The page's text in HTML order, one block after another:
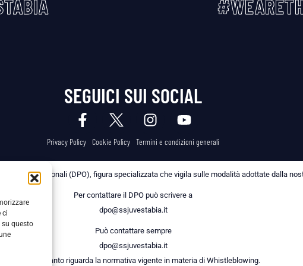
ci
questo
SEGUICI SUI SOCIAL
Privacy Policy Cookie Policy Termini e condizioni generali
dei Dati Personali (DPO), figura specializzata che vigila sulle modalità adottate dalla
Per contattare il DPO può scrivere a
dpo@ssjuvestabia.it
Può contattare sempre
dpo@ssjuvestabia.it
anche per quanto riguarda la normativa vigente in materia di Whistleblowing.